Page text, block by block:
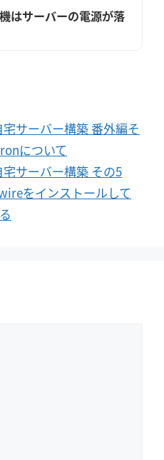
はサーバーの電源が落
サーバー構築 番外編そ
について
サーバー構築 その5
をインストールして